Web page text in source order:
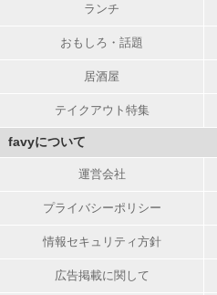
ランチ
おもしろ・話題
居酒屋
テイクアウト特集
favyについて
運営会社
プライバシーポリシー
情報セキュリティ方針
広告掲載に関して